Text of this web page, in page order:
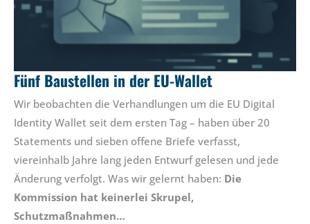
Fünf Baustellen in der EU-Wallet
Wir beobachten die Verhandlungen um die EU Digital
Identity Wallet seit dem ersten Tag – haben über 20
Statements und sieben offene Briefe verfasst,
viereinhalb Jahre lang jeden Entwurf gelesen und jede
Änderung verfolgt. Was wir gelernt haben: Die
Kommission hat keinerlei Skrupel,
Schutzmaßnahmen…